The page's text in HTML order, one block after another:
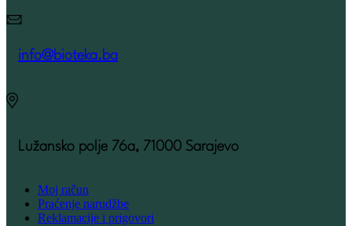
info@bioteka.ba
Lužansko polje 76a, 71000 Sarajevo
Moj račun
Praćenje narudžbe
Reklamacije i prigovori